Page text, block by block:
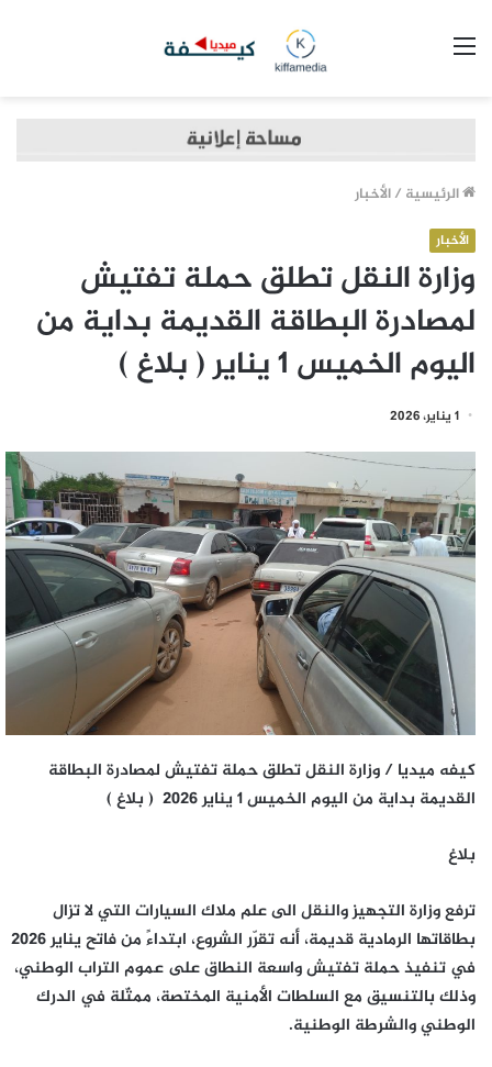
الرئيسية /الأخبار
الأخبار
وزارة النقل تطلق حملة تفتيش
لمصادرة البطاقة القديمة بداية من
اليوم الخميس 1 يناير ( بلاغ )
1 يناير، 2026
كيفه ميديا / وزارة النقل تطلق حملة تفتيش لمصادرة البطاقة
القديمة بداية من اليوم الخميس 1 يناير 2026 ( بلاغ )
بلاغ
ترفع وزارة التجهيز والنقل الى علم ملاك السيارات التي لا تزال
بطاقاتها الرمادية قديمة، أنه تقرّر الشروع، ابتداءً من فاتح يناير 2026
في تنفيذ حملة تفتيش واسعة النطاق على عموم التراب الوطني،
وذلك بالتنسيق مع السلطات الأمنية المختصة، ممثّلة في الدرك
الوطني والشرطة الوطنية.